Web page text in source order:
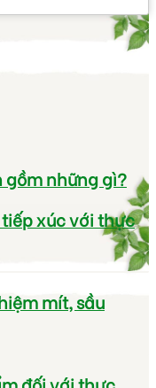
gồm những gì?
xúc với thực
mít, sầu